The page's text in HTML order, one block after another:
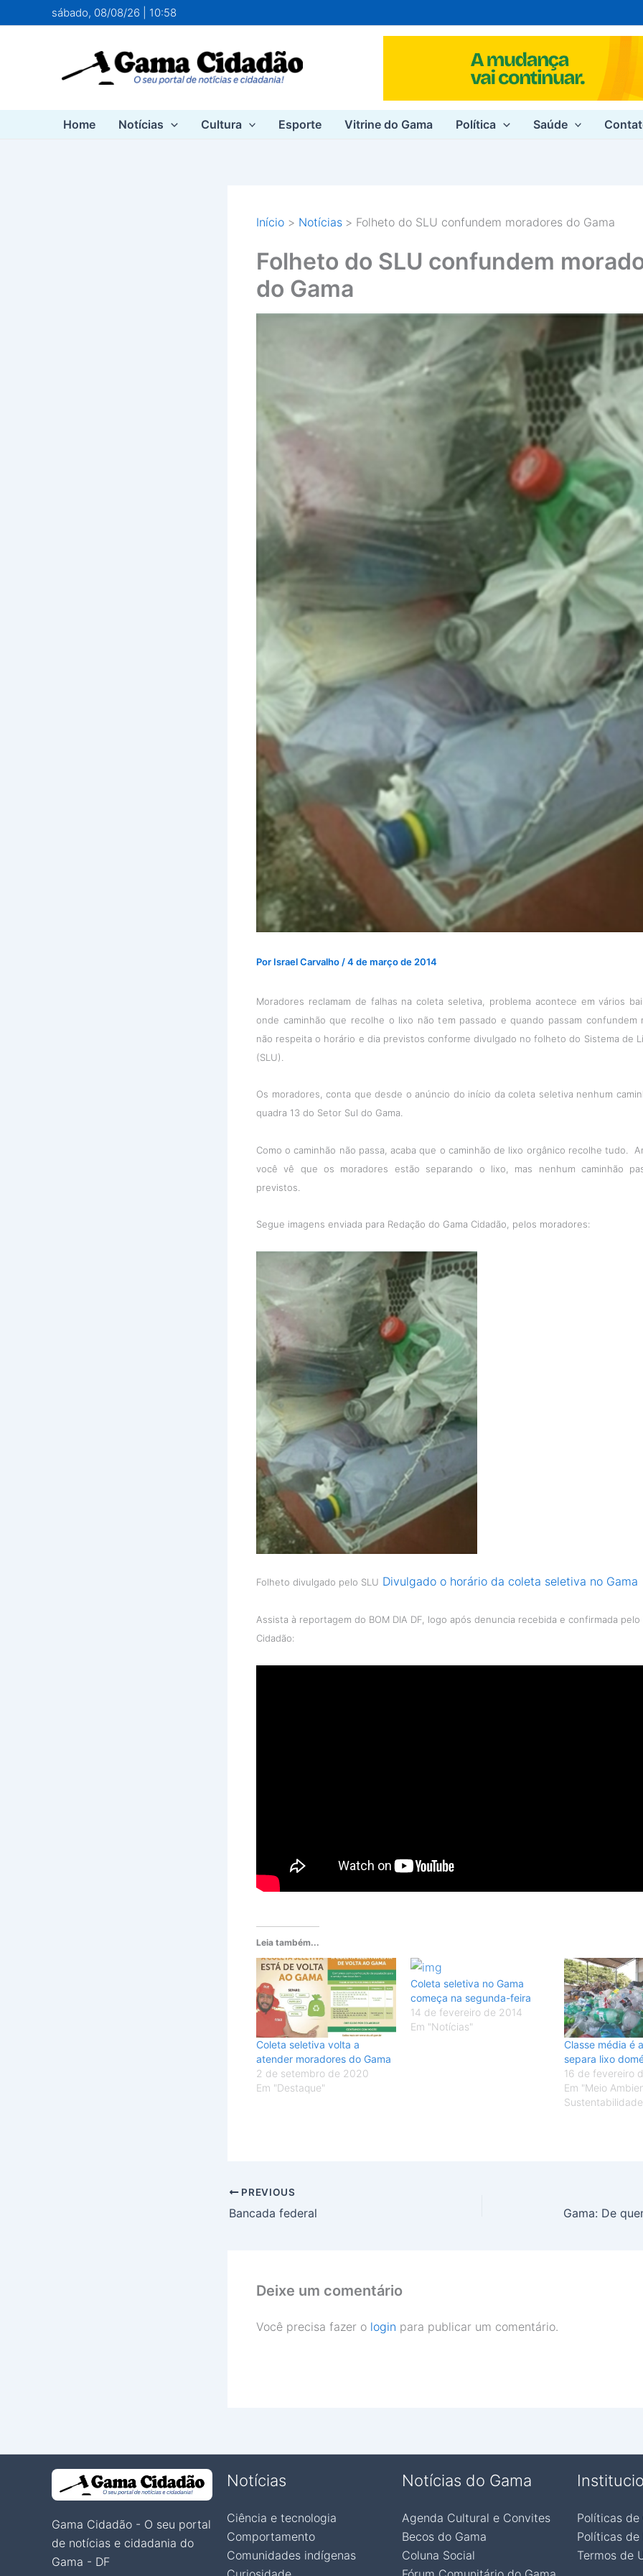
para
sábado, 08/08/26 | 10:58
Home Notícias Cultura Esporte Vitrine do Gama Política Saúde
Início Notícias Folheto do SLU confundem moradores do Gama
Folheto do SLU confundem
do Gama
Por Israel Carvalho /4 de março de 2014
Moradores reclamam de falhas na coleta seletiva, problema acontece em vários
onde caminhão que recolhe o lixo não tem passado e quando passam confundem
não respeita o horário e dia previstos conforme divulgado no folheto do Sistema de
(SLU).
Os moradores, conta que desde o anúncio do início da coleta seletiva nenhum
quadra 13 do Setor Sul do Gama.
Como o caminhão não passa, acaba que o caminhão de lixo orgânico recolhe tudo.
você vê que os moradores estão separando o lixo, mas nenhum caminhão
previstos.
Segue imagens enviada para Redação do Gama Cidadão, pelos moradores:
Folheto divulgado pelo SLU Divulgado o horário da coleta seletiva no Gama
Assista à reportagem do BOM DIA DF, logo após denuncia recebida e confirmada pelo
Cidadão:
Leia também...
Coleta seletiva volta a
atender moradores do Gama
2 de setembro de 2020
Em "Destaque"
Coleta seletiva no Gama
começa na segunda-feira
14 de fevereiro de 2014
Em "Notícias"
Classe média é
separa lixo
16 de fevereiro
Em "Meio
PREVIOUS
Bancada federal Gama: De
Deixe um comentário
Você precisa fazer o login para publicar um comentário.
Gama Cidadão - O seu portal
de notícias e cidadania do
Gama - DF
Notícias
Ciência e tecnologia
Comportamento
Comunidades indígenas
Notícias do Gama
Agenda Cultural e Convites
Becos do Gama
Coluna Social
Políticas de
Políticas
Termos de